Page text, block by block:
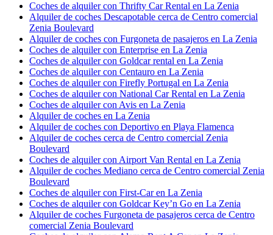
Coches de alquiler con Thrifty Car Rental en La Zenia
Alquiler de coches Descapotable cerca de Centro comercial
Zenia Boulevard
Alquiler de coches con Furgoneta de pasajeros en La Zenia
Coches de alquiler con Enterprise en La Zenia
Coches de alquiler con Goldcar rental en La Zenia
Coches de alquiler con Centauro en La Zenia
Coches de alquiler con Firefly Portugal en La Zenia
Coches de alquiler con National Car Rental en La Zenia
Coches de alquiler con Avis en La Zenia
Alquiler de coches en La Zenia
Alquiler de coches con Deportivo en Playa Flamenca
Alquiler de coches cerca de Centro comercial Zenia
Boulevard
Coches de alquiler con Airport Van Rental en La Zenia
Alquiler de coches Mediano cerca de Centro comercial Zenia
Boulevard
Coches de alquiler con First-Car en La Zenia
Coches de alquiler con Goldcar Key’n Go en La Zenia
Alquiler de coches Furgoneta de pasajeros cerca de Centro
comercial Zenia Boulevard